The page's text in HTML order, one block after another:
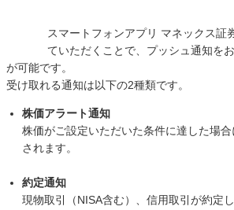
スマートフォンアプリ マネックス証
ていただくことで、プッシュ通知を
が可能です。
受け取れる通知は以下の2種類です。
株価アラート通知
株価がご設定いただいた条件に達した場
されます。
約定通知
現物取引（NISA含む）、信用取引が約定